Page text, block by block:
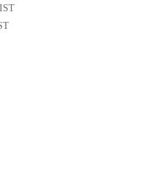
IST